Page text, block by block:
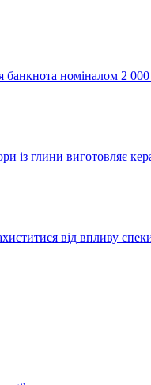
банкнота номіналом 2
із глини виготовляє
від впливу